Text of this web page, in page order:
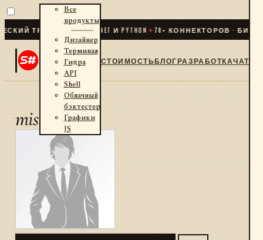
ТРЕЙДИНГ ДЛЯ .NET И PYTHON✦70+ КОННЕКТОРОВ ·
Все
продукты
Дизайнер
Терминал
Гидра
API
Shell
Облачный
бэктестер
Графики
JS
СТОИМОСТЬБЛОГРАЗРАБОТКАЧАТ
mister-i